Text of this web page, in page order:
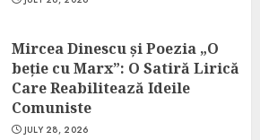
Mircea Dinescu și Poezia „O
beție cu Marx”: O Satiră Lirică
Care Reabilitează Ideile
Comuniste
JULY 28, 2026